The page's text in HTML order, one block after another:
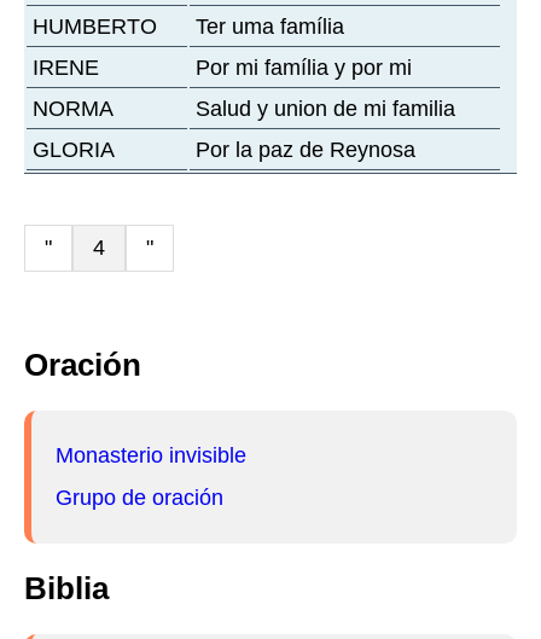
HUMBERTO
Ter uma família
IRENE
Por mi família y por mi
NORMA
Salud y union de mi familia
GLORIA
Por la paz de Reynosa
" 4 "
Oración
Monasterio invisible
Grupo de oración
Biblia